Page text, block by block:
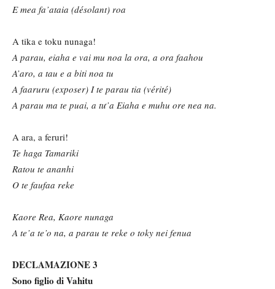
E mea fa’ataia (désolant) roa
A tika e toku nunaga!
A parau, eiaha e vai mu noa la ora, a ora faahou
A’aro, a tau e a biti noa tu
A faaruru (exposer) I te parau tia (vérité)
A parau ma te puai, a tư’a Eiaha e muhu ore nea na.
A ara, a feruri!
Te haga Tamariki
Ratou te ananhi
O te faufaa reke
Kaore Rea, Kaore nunaga
A te’a te’o na, a parau te reke o toky nei fenua
DECLAMAZIONE 3
Sono figlio di Vahitu